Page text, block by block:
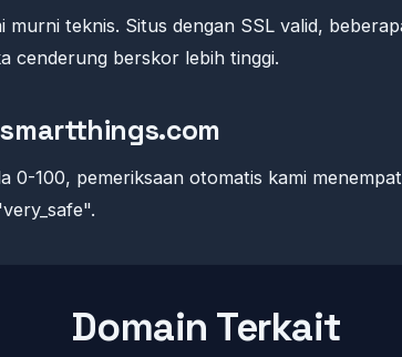
murni teknis. Situs dengan SSL valid,
cenderung berskor lebih tinggi.
0-100, pemeriksaan otomatis kami
Domain Terkait